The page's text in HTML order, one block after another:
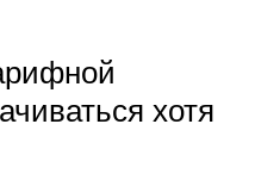
хотя